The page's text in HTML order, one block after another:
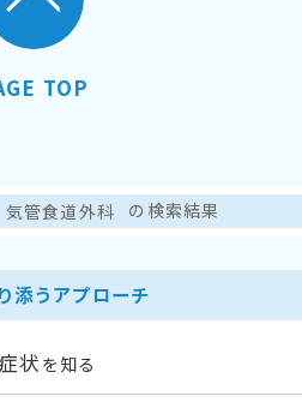
TOP
気管食道外科 の検索結果
添うアプローチ
状 を知る